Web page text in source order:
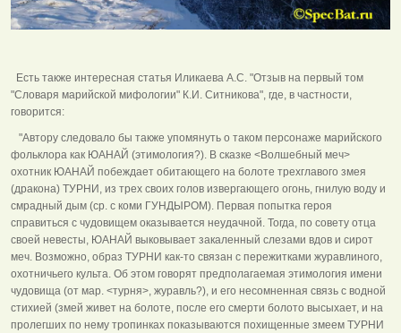
Есть также интересная статья Иликаева А.С. "Отзыв на первый том
"Словаря марийской мифологии" К.И. Ситникова", где, в частности,
говорится:
"Автору следовало бы также упомянуть о таком персонаже марийского
фольклора как ЮАНАЙ (этимология?). В сказке <Волшебный меч>
охотник ЮАНАЙ побеждает обитающего на болоте трехглавого змея
(дракона) ТУРНИ, из трех своих голов извергающего огонь, гнилую воду и
смрадный дым (ср. с коми ГУНДЫРОМ). Первая попытка героя
справиться с чудовищем оказывается неудачной. Тогда, по совету отца
своей невесты, ЮАНАЙ выковывает закаленный слезами вдов и сирот
меч. Возможно, образ ТУРНИ как-то связан с пережитками журавлиного,
охотничьего культа. Об этом говорят предполагаемая этимология имени
чудовища (от мар. <турня>, журавль?), и его несомненная связь с водной
стихией (змей живет на болоте, после его смерти болото высыхает, и на
пролегших по нему тропинках показываются похищенные змеем ТУРНИ